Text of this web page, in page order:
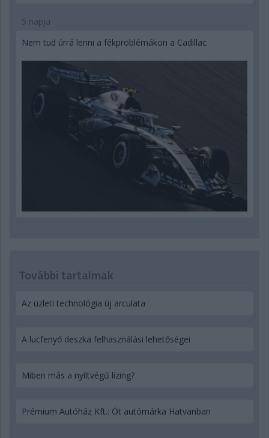
5 napja
Nem tud úrrá lenni a fékproblémákon a Cadillac
További tartalmak
Az üzleti technológia új arculata
A lucfenyő deszka felhasználási lehetőségei
Miben más a nyíltvégű lízing?
Prémium Autóház Kft.: Öt autómárka Hatvanban